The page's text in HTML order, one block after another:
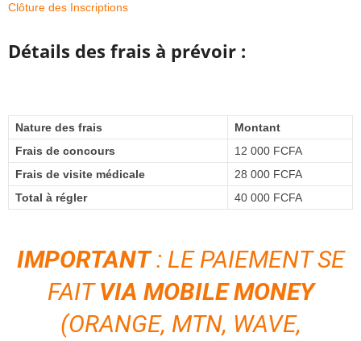
Clôture des Inscriptions
Détails des frais à prévoir :
Nature des frais
Montant
Frais de concours
12 000 FCFA
Frais de visite médicale
28 000 FCFA
Total à régler
40 000 FCFA
IMPORTANT: LE PAIEMENT SE
FAITVIA MOBILE MONEY
(ORANGE, MTN, WAVE,